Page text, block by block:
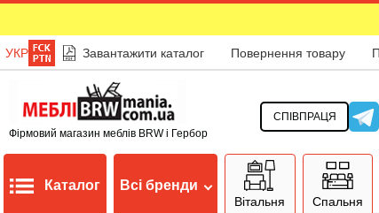
УКР Завантажити каталог Повернення товару
Фірмовий магазин меблів BRW і Гербор
СПІВПРАЦЯ
Каталог Всі бренди
Вітальня Спальня